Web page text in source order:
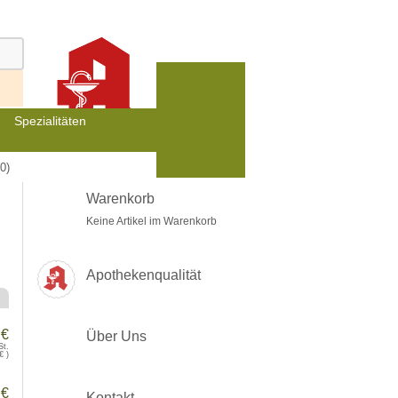
Spezialitäten
)
Warenkorb
Keine Artikel im Warenkorb
Apothekenqualität
Über Uns